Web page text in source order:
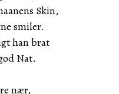
Skin,
smiler.
han brat
Nat.
nær,